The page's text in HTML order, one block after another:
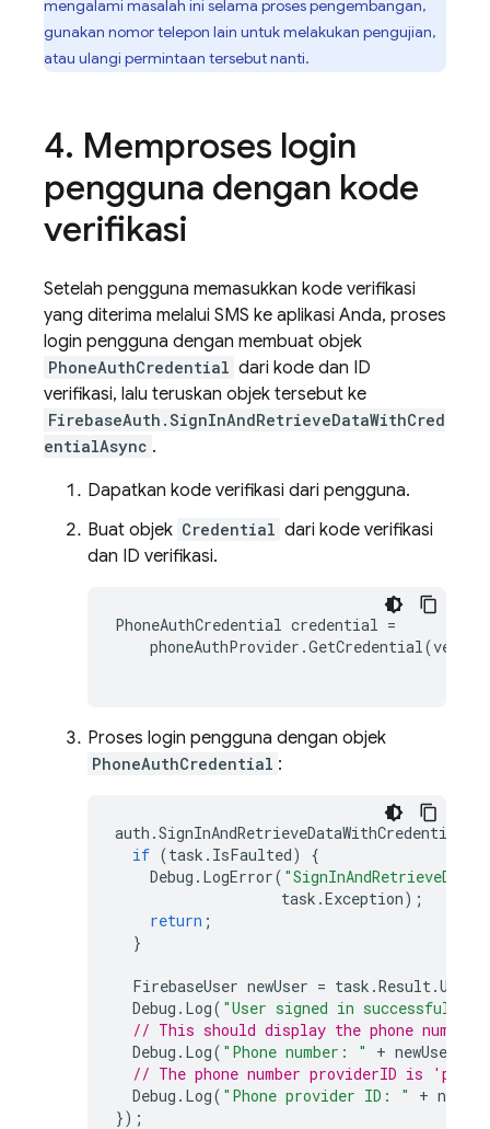
mengalami masalah ini selama proses pengembangan,
gunakan nomor telepon lain untuk melakukan pengujian,
atau ulangi permintaan tersebut nanti.
Memproses login
pengguna dengan kode
verifikasi
Setelah pengguna memasukkan kode verifikasi
yang diterima melalui SMS ke aplikasi Anda, proses
login pengguna dengan membuat objek
PhoneAuthCredential dari kode dan ID
verifikasi, lalu teruskan objek tersebut ke
FirebaseAuth.SignInAndRetrieveDataWithCred
entialAsync .
Dapatkan kode verifikasi dari pengguna.
Buat objek Credential dari kode verifikasi
dan ID verifikasi.
PhoneAuthCredential credential =
phoneAuthProvider .GetCredential(
Proses login pengguna dengan objek
PhoneAuthCredential :
auth .
if (task . IsFaulted)
{
Debug . LogError(
task .Exception);
return ;
}
FirebaseUser newUser = task .Result.User
Debug . Log( "User signed in successfully"
// This should display the phone number.
Debug . Log( "Phone number: " + newUser
// The phone number providerID is
Debug . Log( "Phone provider ID: " +
});